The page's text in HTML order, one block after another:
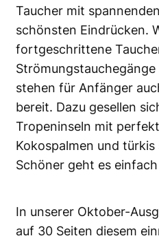
Taucher mit
schönsten Eindrücken.
fortgeschrittene
stehen für Anfänger
bereit. Dazu gesellen
Tropeninseln mit
Kokospalmen und
Schöner geht es
In unserer Oktober-
auf 30 Seiten diesem